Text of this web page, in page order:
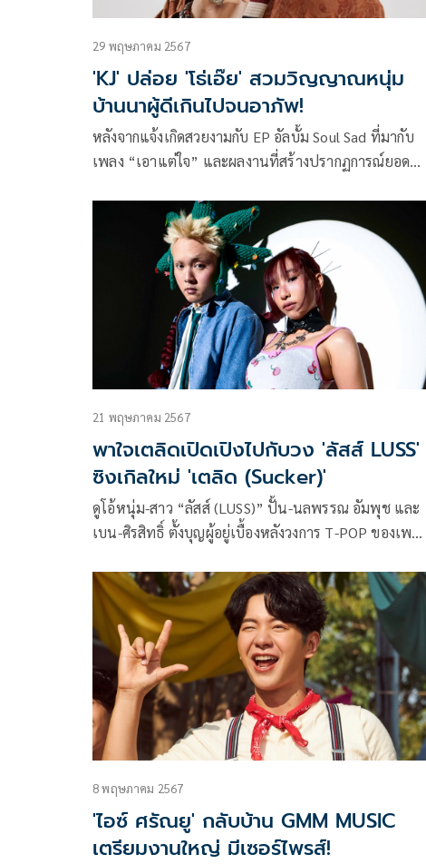
29 พฤษภาคม 2567
'KJ' ปล่อย 'โธ่เอ๊ย' สวมวิญญาณหนุ่ม
บ้านนาผู้ดีเกินไปจนอาภัพ!
หลังจากแจ้งเกิดสวยงามกับ EP อัลบั้ม Soul Sad ที่มากับ
เพลง “เอาแต่ใจ” และผลงานที่สร้างปรากฏการณ์ยอดวิว
ตามด้วยเพลงที่มีกลิ่นอายฟังก์แต่ชวนฝันอย่าง “CLOUD
21 พฤษภาคม 2567
พาใจเตลิดเปิดเปิงไปกับวง 'ลัสส์ LUSS'
ซิงเกิลใหม่ 'เตลิด (Sucker)'
ดูโอ้หนุ่ม-สาว “ลัสส์ (LUSS)” ปั้น-นลพรรณ อัมพุช และ
เบน-ศิรสิทธิ์ ตั้งบุญผู้อยู่เบื้องหลังวงการ T-POP ของเพลง
เบื้องหน้าที่ก่อนหน้านี้ก็ปล่อยซิงเกิลออกมามากมายกับ
“เวย์เฟอร์ เรคอร์ดส์ (Wayfer Records)” ภายใต้
บ.วอร์นเนอร์ มิวสิค (ประเทศไทย) จำกัด
8 พฤษภาคม 2567
'ไอซ์ ศรัณยู' กลับบ้าน GMM MUSIC
เตรียมงานใหญ่ มีเซอร์ไพรส์!